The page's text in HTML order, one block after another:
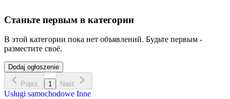
Станьте первым в категории
В этой категории пока нет объявлений. Будьте первым -
разместите своё.
Dodaj ogłoszenie
Poprz. 1 Nast.
Usługi samochodowe Inne